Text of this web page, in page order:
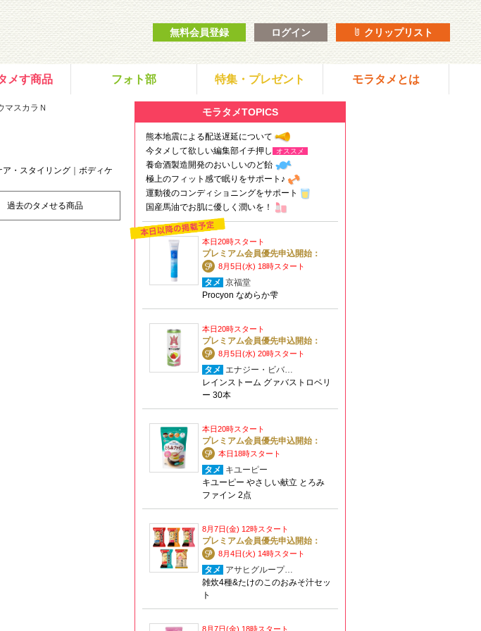
無料会員登録 ログイン クリップリスト
メす商品 フォト部 特集・プレゼント モラタメとは
マスカラＮ
ア・スタイリング
ボディケ
過去のタメせる商品
モラタメTOPICS
熊本地震による配送遅延について
今タメして欲しい編集部イチ押し
オススメ
養命酒製造開発のおいしいのど飴
極上のフィット感で眠りをサポート♪
運動後のコンディショニングをサポート
国産馬油でお肌に優しく潤いを！
本日20時スタート
プレミアム会員優先申込開始：
8月5日(水) 18時スタート
タメ 京福堂
Procyon なめらか雫
本日20時スタート
プレミアム会員優先申込開始：
8月5日(水) 20時スタート
タメ エナジー・ビバ…
レインストーム グァバストロベリ
ー 30本
本日20時スタート
プレミアム会員優先申込開始：
本日18時スタート
タメ キユーピー
キユーピー やさしい献立 とろみ
ファイン 2点
8月7日(金) 12時スタート
プレミアム会員優先申込開始：
8月4日(火) 14時スタート
タメ アサヒグループ…
雑炊4種&たけのこのおみそ汁セッ
ト
8月7日(金) 18時スタート